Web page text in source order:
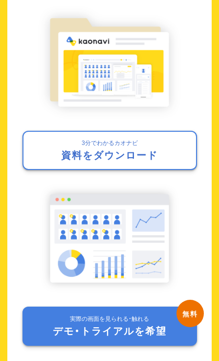
3分でわかるカオナビ
資料をダウンロード
実際の画面を見られる・触れる
デモ・トライアルを希望